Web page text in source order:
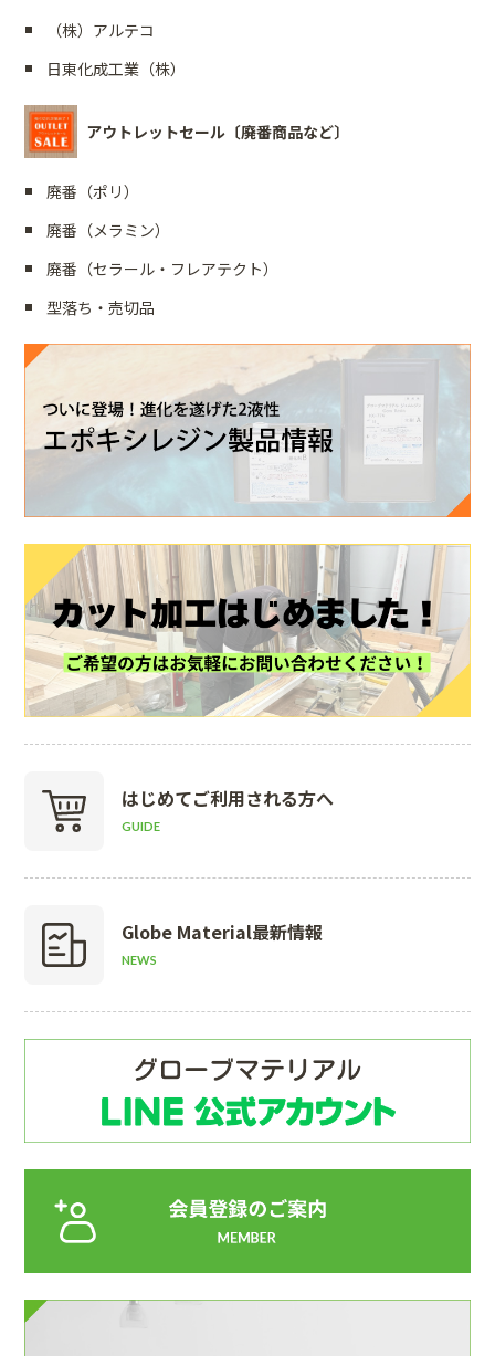
（株）アルテコ
日東化成工業（株）
アウトレットセール〔廃番商品など〕
廃番（ポリ）
廃番（メラミン）
廃番（セラール・フレアテクト）
型落ち・売切品
はじめてご利用される方へ
GUIDE
Globe Material最新情報
NEWS